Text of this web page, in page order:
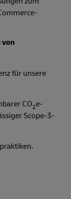
von
für unsere
CO2e-
Scope-3-